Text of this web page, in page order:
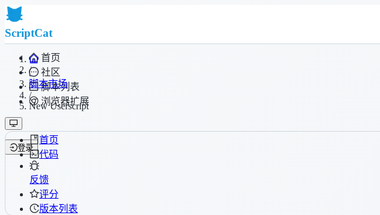
ScriptCat
首页
社区
脚本列表
浏览器扩展
登录
/
脚本市场
/
New Userscript
首页
代码
反馈
评分
版本列表